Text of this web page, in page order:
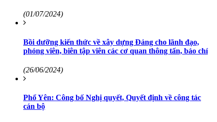
(01/07/2024)
Bồi dưỡng kiến thức về xây dựng Đảng cho lãnh đạo,
phóng viên, biên tập viên các cơ quan thông tấn, báo chí
(26/06/2024)
Phổ Yên: Công bố Nghị quyết, Quyết định về công tác
cán bộ